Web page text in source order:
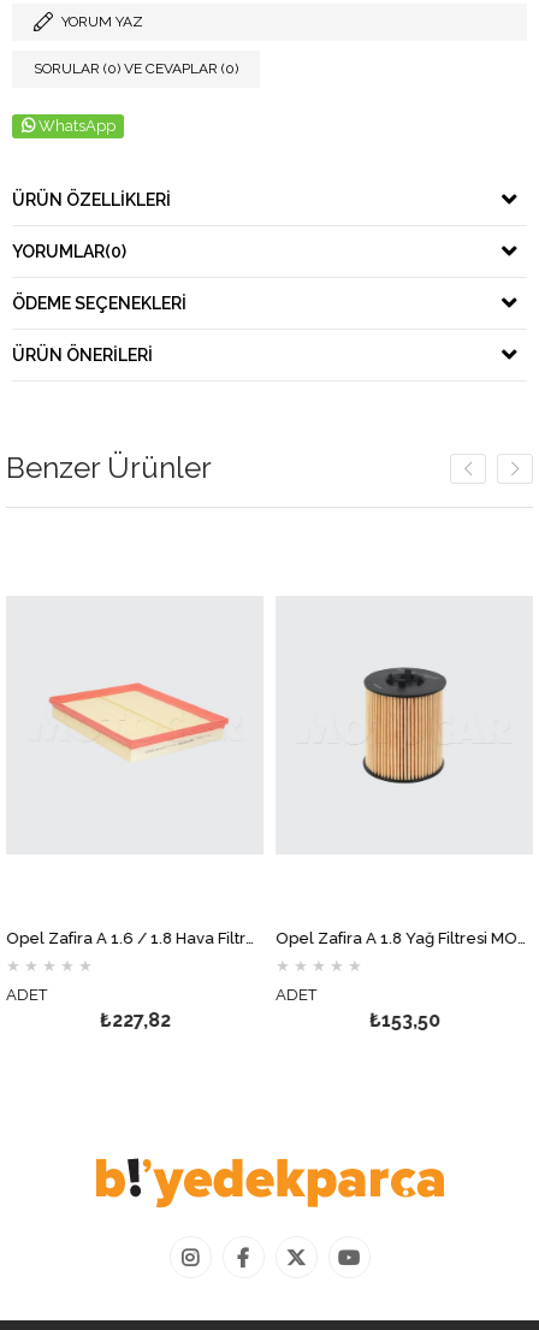
YORUM YAZ
SORULAR (0) VE CEVAPLAR (0)
WhatsApp
ÜRÜN ÖZELLIKLERI
YORUMLAR(0)
ÖDEME SEÇENEKLERI
ÜRÜN ÖNERILERI
Benzer Ürünler
Opel Zafira A 1.6 / 1.8 Hava Filtresi MOTOCAR
★ ★ ★ ★
₺227,82
Opel Zafira A 1.8 Yağ Filtresi MOTOCAR
★ ★ ★ ★
ADET
₺153,50